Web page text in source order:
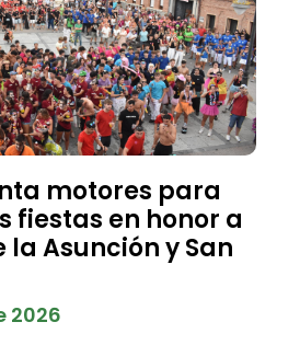
motores para
fiestas en honor a
la Asunción y San
2026